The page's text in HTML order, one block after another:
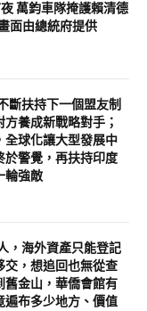
萬鈞車隊掩護賴清德
面由總統府提供
斷扶持下一個盟友制
養成新戰略對手；
全球化讓大型發展中
於警覺，再扶持印度
輪強敵
，海外資產只能登記
交，想追回也無從查
舊金山，華僑會館有
遍布多少地方、價值